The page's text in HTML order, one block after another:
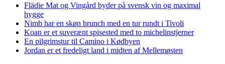
Flädie Mat og Vingård byder på svensk vin og maximal
hygge
Nimb har en skøn brunch med en tur rundt i Tivoli
Koan er et suverænt spisested med to michelinstjerner
En pilgrimstur til Camino i Kødbyen
Jordan er et fredeligt land i midten af Mellemøsten